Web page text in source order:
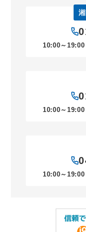
10:00～19:00
10:00～19:00
10:00～19:00